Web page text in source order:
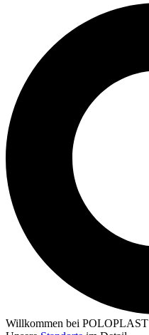
Willkommen bei POLOPLAST